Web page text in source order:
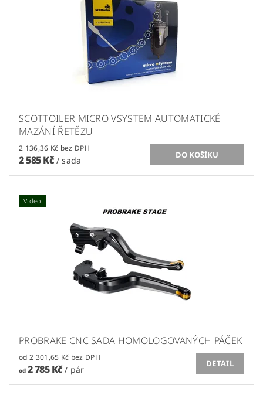
SCOTTOILER MICRO VSYSTEM AUTOMATICKÉ
MAZÁNÍ ŘETĚZU
2 136,36 Kč bez DPH
2 585 Kč / sada
Video
PROBRAKE CNC SADA HOMOLOGOVANÝCH PÁČEK
od 2 301,65 Kč bez DPH
od2 785 Kč/ pár
DETAIL